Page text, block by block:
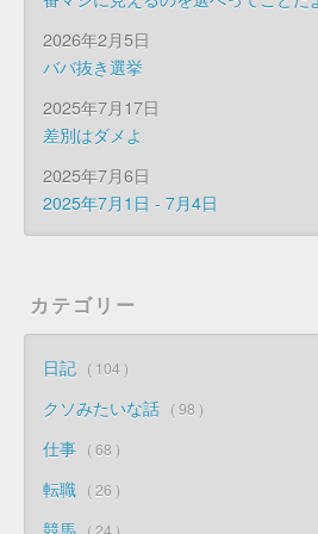
2026年2月5日
ババ抜き選挙
2025年7月17日
差別はダメよ
2025年7月6日
2025年7月1日 - 7月4日
カテゴリー
日記 104
クソみたいな話 98
仕事 68
転職 26
競馬 24